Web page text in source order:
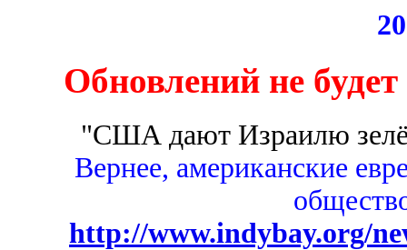
Обновлений не будет
"США дают Израилю
Вернее, американские
http://www.indybay.org/